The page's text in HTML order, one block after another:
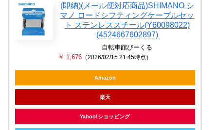
(即納)(メール便対応商品)SHIMANO シ
マノ ロードシフティングケーブルセッ
ト ステンレススチール(Y60098022)
(4524667602897)
自転車館びーくる
￥ 1,676 （2026/02/15 21:45時点）
Amazon
楽天
Yahoo!ショッピング